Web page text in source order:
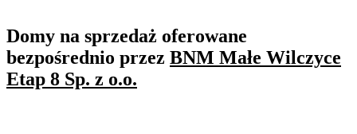
Domy na sprzedaż oferowane
bezpośrednio przez BNM Małe Wilczyce
Etap 8 Sp. z o.o.